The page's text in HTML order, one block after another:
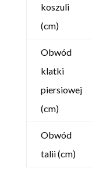
koszuli
(cm)
Obwód
klatki
piersiowej
(cm)
Obwód
talii (cm)